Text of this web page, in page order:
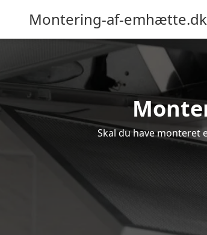
Montering-af-emhætte.dk
Skal du have